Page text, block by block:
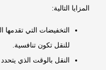
المزايا التالية:
التخفيضات التي تقدمها
للنقل تكون تنافسية.
النقل بالوقت الذي يتحدد